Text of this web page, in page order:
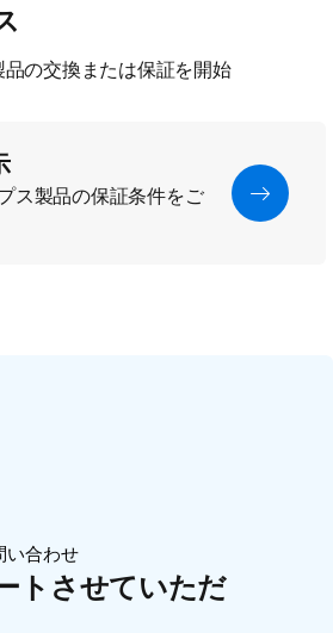
の交換または保証を開始
ス製品の保証条件をご
い合わせ
トさせていただ